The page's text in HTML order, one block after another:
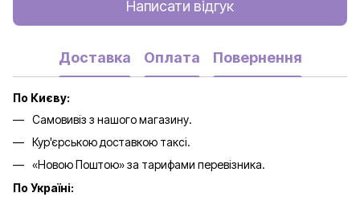
Написати відгук
Доставка Оплата Повернення
По Києву:
Самовивіз з нашого магазину.
Кур'єрською доставкою таксі.
«Новою Поштою» за тарифами перевізника.
По Україні: